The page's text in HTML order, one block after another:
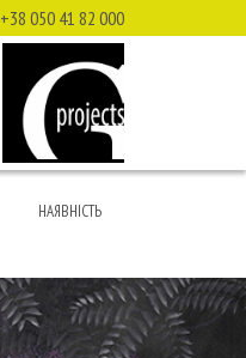
+38 050 41 82 000
НАЯВНІСТЬ